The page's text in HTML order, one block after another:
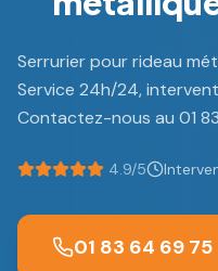
Serrurier pour rideau
Service 24h/24,
Contactez-nous au 01
4.9/5
01 83 64 69 75